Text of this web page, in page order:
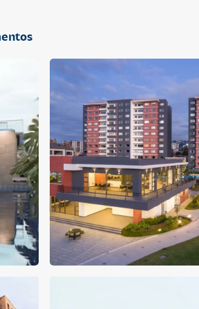
2 parqueos
APARTAMENTO
Q 1,300,000
Cuotas desde Q 8,374*
CENTRICO MADRID 2
CENTRICO
2 dormitorios 1 baño 1 parqueo